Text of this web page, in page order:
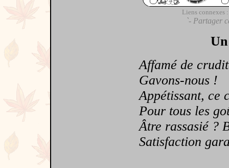
Liens connexes :
`- Partager
Affamé de
Gavons-nous !
Appétissant, ce
Pour tous les
Âtre rassasié ?
Satisfaction